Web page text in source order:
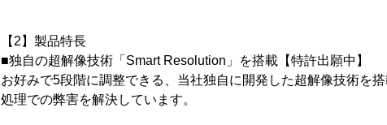
【2】製品特長
■独自の超解像技術「Smart Resolution」を搭載【特許出願中】
お好みで5段階に調整できる、当社独自に開発した超解像技術を
処理での弊害を解決しています。